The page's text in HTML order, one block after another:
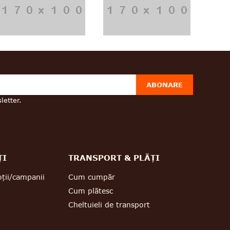
ABONARE
campanii
TRANSPORT & PLĂȚI
Cum cumpăr
Cum plătesc
Cheltuieli de transport